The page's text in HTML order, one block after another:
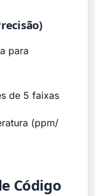
para
de 5 faixas
(ppm/
Código